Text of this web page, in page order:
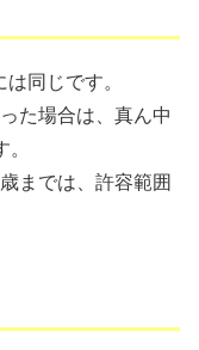
同じです。
た場合は、真ん中
。
までは、許容範囲